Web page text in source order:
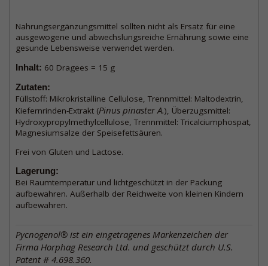
Nahrungsergänzungsmittel sollten nicht als Ersatz für eine
ausgewogene und abwechslungsreiche Ernährung sowie eine
gesunde Lebensweise verwendet werden.
Inhalt: 60 Dragees = 15 g
Zutaten:
Füllstoff: Mikrokristalline Cellulose, Trennmittel: Maltodextrin,
Kiefernrinden-Extrakt (Pinus pinaster A.), Überzugsmittel:
Hydroxypropylmethylcellulose, Trennmittel: Tricalciumphospat,
Magnesiumsalze der Speisefettsäuren.
Frei von Gluten und Lactose.
Lagerung:
Bei Raumtemperatur und lichtgeschützt in der Packung
aufbewahren. Außerhalb der Reichweite von kleinen Kindern
aufbewahren.
Pycnogenol® ist ein eingetragenes Markenzeichen der
Firma Horphag Research Ltd. und geschützt durch U.S.
Patent # 4.698.360.